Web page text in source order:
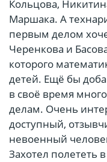
Кольцова,
Маршака. А
первым делом
Черенкова и
которого
детей. Ещё бы
в своё время
делам. Очень
доступный,
невоенный
Захотел полететь